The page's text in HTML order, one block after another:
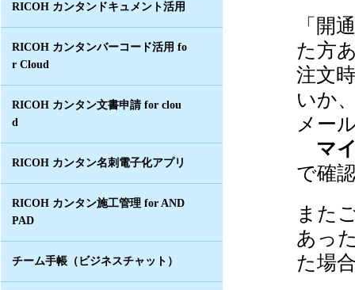
RICOH カンタンドキュメント活用
RICOH カンタンバーコード活用 fo
r Cloud
RICOH カンタン文書申請 for clou
d
RICOH カンタン名刺電子化アプリ
RICOH カンタン施工管理 for AND
PAD
チーム手帳（ビジネスチャット）
「開
た方
注文
いか
メー
マ
で確
また
あっ
た場